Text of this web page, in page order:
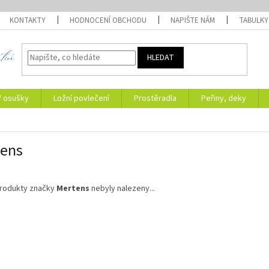
KONTAKTY HODNOCENÍ OBCHODU NAPIŠTE NÁM TABULKY
HLEDAT
osušky Ložní povlečení Prostěradla Peřiny, deky
značky Mertens nebyly nalezeny...